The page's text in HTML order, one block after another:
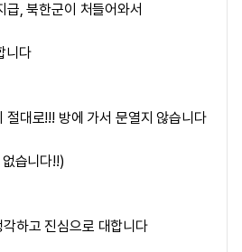
, 북한군이 처들어와서
니다
대로!!! 방에 가서 문열지 않습니다
습니다!!)
하고 진심으로 대합니다